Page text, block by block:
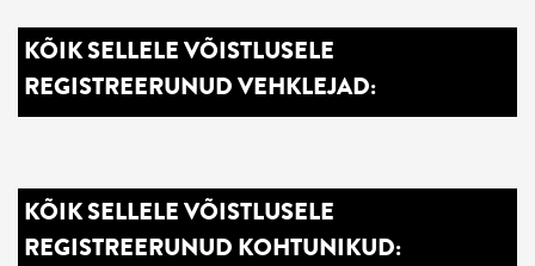
KÕIK SELLELE VÕISTLUSELE
REGISTREERUNUD VEHKLEJAD:
KÕIK SELLELE VÕISTLUSELE
REGISTREERUNUD KOHTUNIKUD: